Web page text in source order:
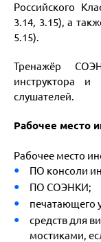
Российского
3.14, 3.15), а
5.15).
Тренажёр
инструктора
слушателей.
Рабочее место
Рабочее место
ПО консоли
ПО СОЭНКИ;
печатающего
средств для
мостиками,